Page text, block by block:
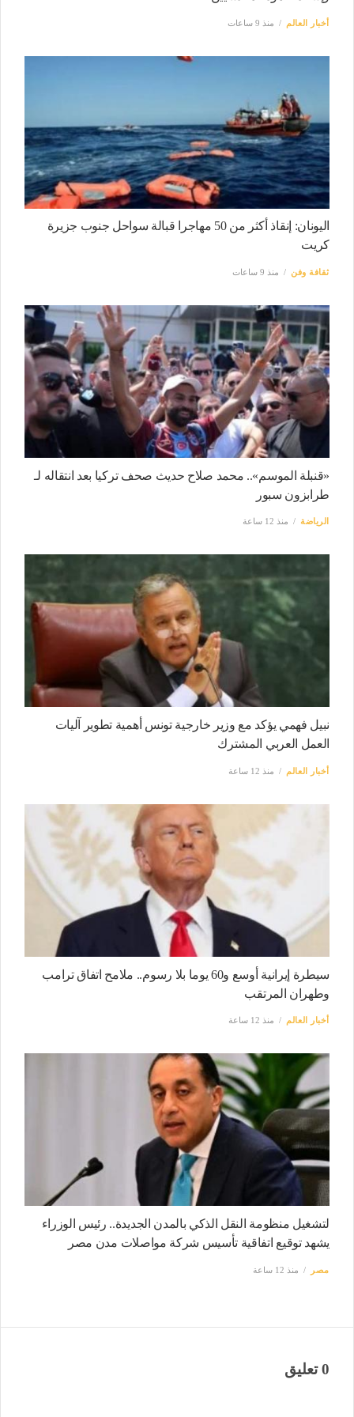
أخبار العالم منذ 9 ساعات
اليونان: إنقاذ أكثر من 50 مهاجرا قبالة سواحل جنوب جزيرة
كريت
ثقافة وفن منذ 9 ساعات
«قنبلة الموسم».. محمد صلاح حديث صحف تركيا بعد انتقاله لـ
طرابزون سبور
الرياضة منذ 12 ساعة
نبيل فهمي يؤكد مع وزير خارجية تونس أهمية تطوير آليات
العمل العربي المشترك
أخبار العالم منذ 12 ساعة
سيطرة إيرانية أوسع و60 يوما بلا رسوم.. ملامح اتفاق ترامب
وطهران المرتقب
أخبار العالم منذ 12 ساعة
لتشغيل منظومة النقل الذكي بالمدن الجديدة.. رئيس الوزراء
يشهد توقيع اتفاقية تأسيس شركة مواصلات مدن مصر
مصر منذ 12 ساعة
0 تعليق